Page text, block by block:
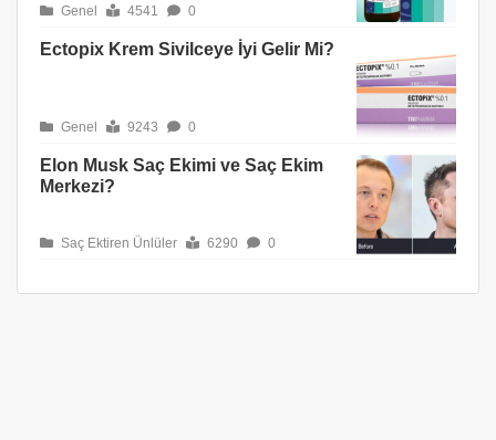
Genel 4541 0
Ectopix Krem Sivilceye İyi Gelir Mi?
Genel 9243 0
Elon Musk Saç Ekimi ve Saç Ekim
Merkezi?
Saç Ektiren Ünlüler 6290 0